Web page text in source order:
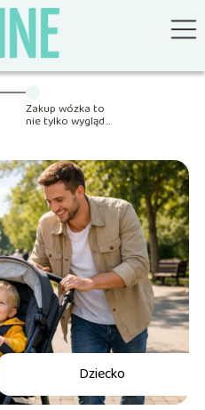
Zakup wózka to
nie tylko wygląd
podczas wizyty
w sklepie?
Dziecko